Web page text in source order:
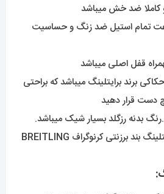
ضد خش میباشد
تمام استیل ضد زنگ و حساسیت
قفل اصلی میباشد
برند برایتلینگ میباشد که براحتی
دست قرار دهید
بدنه رزگلد بسیار شیک میباشد.